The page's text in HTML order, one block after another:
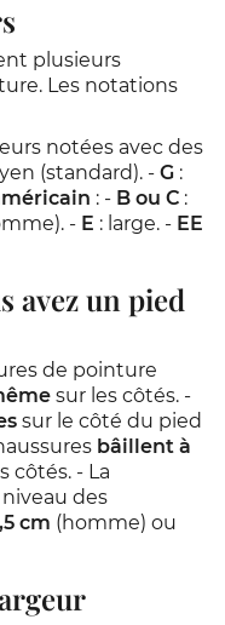
plusieurs
Les notations
notées avec des
(standard). - G :
: - B ou C :
- E : large. - EE
avez un pied
de pointure
sur les côtés. -
sur le côté du pied
bâillent à
côtés. - La
des
cm (homme) ou